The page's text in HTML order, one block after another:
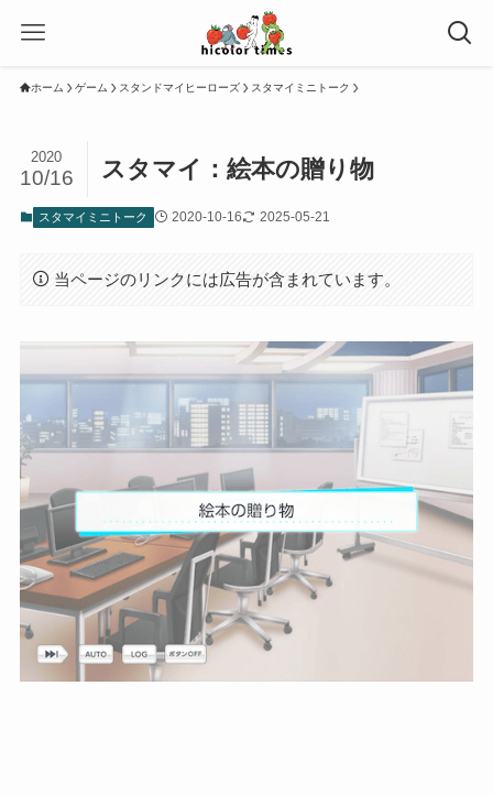
ホーム ゲーム スタンドマイヒーローズ スタマイミニトーク
スタマイ：絵本の贈り物
2020
10/16
スタマイミニトーク 2020-10-16 2025-05-21
当ページのリンクには広告が含まれています。